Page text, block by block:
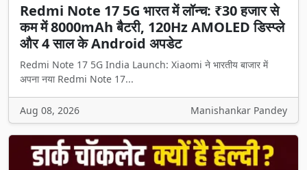
Redmi Note 17 5G भारत में लॉन्च: ₹30 हजार से
कम में 8000mAh बैटरी, 120Hz AMOLED डिस्प्ले
और 4 साल के Android अपडेट
Redmi Note 17 5G India Launch: Xiaomi ने भारतीय बाजार में
अपना नया Redmi Note 17...
Aug 08, 2026 Manishankar Pandey